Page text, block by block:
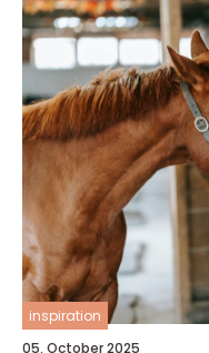
inspiration
05. October 2025